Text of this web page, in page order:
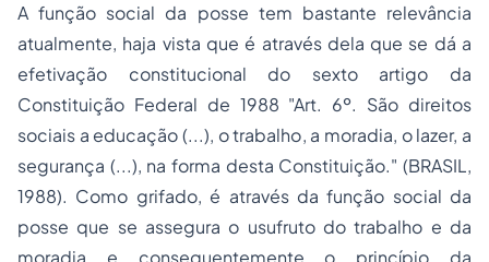
A função social da posse tem bastante relevância
atualmente, haja vista que é através dela que se dá a
efetivação constitucional do sexto artigo da
Constituição Federal de 1988 "Art. 6º. São direitos
sociais a educação (...), o trabalho, a moradia, o lazer, a
segurança (...), na forma desta Constituição." (BRASIL,
1988). Como grifado, é através da função social da
posse que se assegura o usufruto do trabalho e da
moradia e consequentemente o princípio da